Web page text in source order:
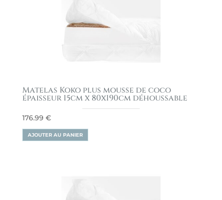
Matelas Koko plus mousse de coco
épaisseur 15cm x 80x190cm déhoussable
176.99 €
AJOUTER AU PANIER